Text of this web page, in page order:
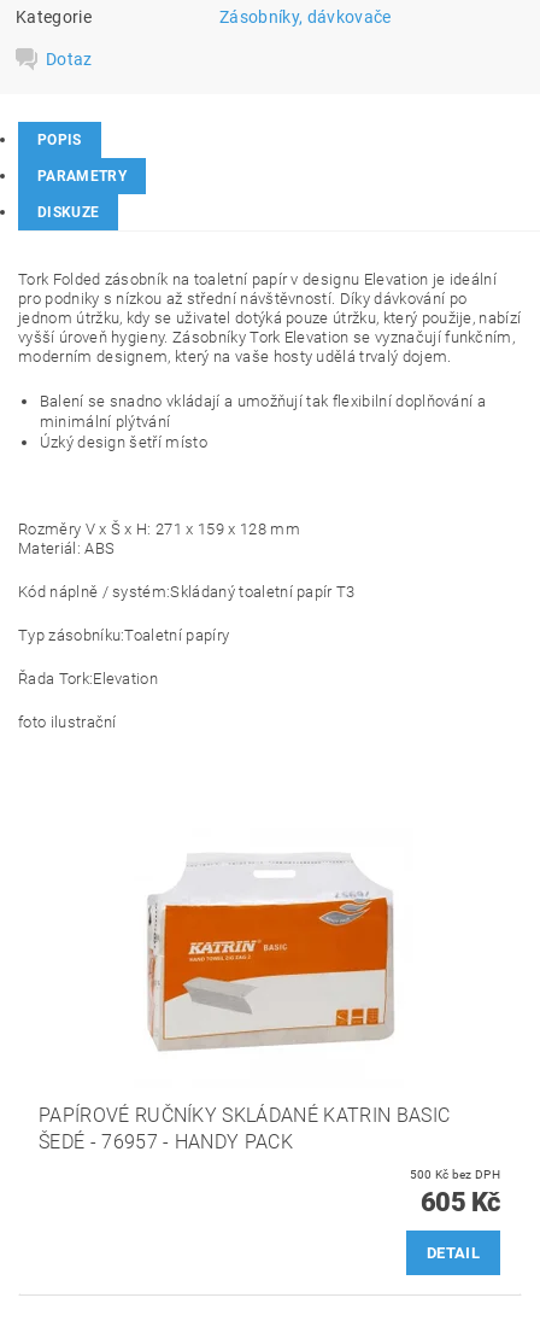
Kategorie Zásobníky, dávkovače
Dotaz
POPIS
PARAMETRY
DISKUZE
Tork Folded zásobník na toaletní papír v designu Elevation je ideální
pro podniky s nízkou až střední návštěvností. Díky dávkování po
jednom útržku, kdy se uživatel dotýká pouze útržku, který použije, nabízí
vyšší úroveň hygieny. Zásobníky Tork Elevation se vyznačují funkčním,
moderním designem, který na vaše hosty udělá trvalý dojem.
Balení se snadno vkládají a umožňují tak flexibilní doplňování a
minimální plýtvání
Úzký design šetří místo
Rozměry V x Š x H: 271 x 159 x 128 mm
Materiál: ABS
Kód náplně / systém:Skládaný toaletní papír T3
Typ zásobníku:Toaletní papíry
Řada Tork:Elevation
foto ilustrační
PAPÍROVÉ RUČNÍKY SKLÁDANÉ KATRIN BASIC
ŠEDÉ - 76957 - HANDY PACK
500 Kč bez DPH
605 Kč
DETAIL